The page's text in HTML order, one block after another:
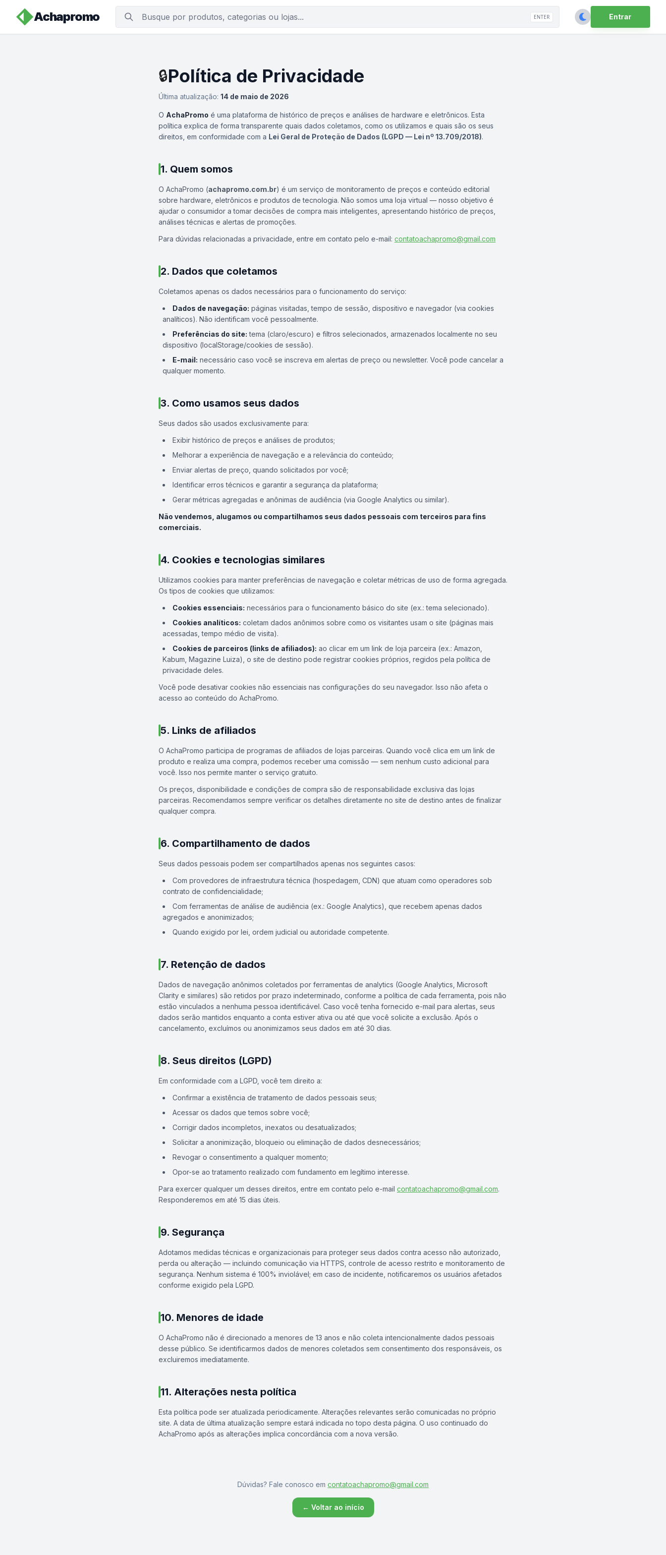
Achapromo ENTER Entrar
🔒Política de Privacidade
Última atualização: 14 de maio de 2026
O AchaPromo é uma plataforma de histórico de preços e análises de hardware e eletrônicos. Esta
política explica de forma transparente quais dados coletamos, como os utilizamos e quais são os seus
direitos, em conformidade com a Lei Geral de Proteção de Dados (LGPD — Lei nº 13.709/2018).
1. Quem somos
O AchaPromo (achapromo.com.br) é um serviço de monitoramento de preços e conteúdo editorial
sobre hardware, eletrônicos e produtos de tecnologia. Não somos uma loja virtual — nosso objetivo é
ajudar o consumidor a tomar decisões de compra mais inteligentes, apresentando histórico de preços,
análises técnicas e alertas de promoções.
Para dúvidas relacionadas a privacidade, entre em contato pelo e-mail: contatoachapromo@gmail.com
2. Dados que coletamos
Coletamos apenas os dados necessários para o funcionamento do serviço:
Dados de navegação: páginas visitadas, tempo de sessão, dispositivo e navegador (via cookies
analíticos). Não identificam você pessoalmente.
Preferências do site: tema (claro/escuro) e filtros selecionados, armazenados localmente no seu
dispositivo (localStorage/cookies de sessão).
E-mail: necessário caso você se inscreva em alertas de preço ou newsletter. Você pode cancelar a
qualquer momento.
3. Como usamos seus dados
Seus dados são usados exclusivamente para:
Exibir histórico de preços e análises de produtos;
Melhorar a experiência de navegação e a relevância do conteúdo;
Enviar alertas de preço, quando solicitados por você;
Identificar erros técnicos e garantir a segurança da plataforma;
Gerar métricas agregadas e anônimas de audiência (via Google Analytics ou similar).
Não vendemos, alugamos ou compartilhamos seus dados pessoais com terceiros para fins
comerciais.
4. Cookies e tecnologias similares
Utilizamos cookies para manter preferências de navegação e coletar métricas de uso de forma agregada.
Os tipos de cookies que utilizamos:
Cookies essenciais: necessários para o funcionamento básico do site (ex.: tema selecionado).
Cookies analíticos: coletam dados anônimos sobre como os visitantes usam o site (páginas mais
acessadas, tempo médio de visita).
Cookies de parceiros (links de afiliados): ao clicar em um link de loja parceira (ex.: Amazon,
Kabum, Magazine Luiza), o site de destino pode registrar cookies próprios, regidos pela política de
privacidade deles.
Você pode desativar cookies não essenciais nas configurações do seu navegador. Isso não afeta o
acesso ao conteúdo do AchaPromo.
5. Links de afiliados
O AchaPromo participa de programas de afiliados de lojas parceiras. Quando você clica em um link de
produto e realiza uma compra, podemos receber uma comissão — sem nenhum custo adicional para
você. Isso nos permite manter o serviço gratuito.
Os preços, disponibilidade e condições de compra são de responsabilidade exclusiva das lojas
parceiras. Recomendamos sempre verificar os detalhes diretamente no site de destino antes de finalizar
qualquer compra.
6. Compartilhamento de dados
Seus dados pessoais podem ser compartilhados apenas nos seguintes casos:
Com provedores de infraestrutura técnica (hospedagem, CDN) que atuam como operadores sob
contrato de confidencialidade;
Com ferramentas de análise de audiência (ex.: Google Analytics), que recebem apenas dados
agregados e anonimizados;
Quando exigido por lei, ordem judicial ou autoridade competente.
7. Retenção de dados
Dados de navegação anônimos coletados por ferramentas de analytics (Google Analytics, Microsoft
Clarity e similares) são retidos por prazo indeterminado, conforme a política de cada ferramenta, pois não
estão vinculados a nenhuma pessoa identificável. Caso você tenha fornecido e-mail para alertas, seus
dados serão mantidos enquanto a conta estiver ativa ou até que você solicite a exclusão. Após o
cancelamento, excluímos ou anonimizamos seus dados em até 30 dias.
8. Seus direitos (LGPD)
Em conformidade com a LGPD, você tem direito a:
Confirmar a existência de tratamento de dados pessoais seus;
Acessar os dados que temos sobre você;
Corrigir dados incompletos, inexatos ou desatualizados;
Solicitar a anonimização, bloqueio ou eliminação de dados desnecessários;
Revogar o consentimento a qualquer momento;
Opor-se ao tratamento realizado com fundamento em legítimo interesse.
Para exercer qualquer um desses direitos, entre em contato pelo e-mail contatoachapromo@gmail.com.
Responderemos em até 15 dias úteis.
9. Segurança
Adotamos medidas técnicas e organizacionais para proteger seus dados contra acesso não autorizado,
perda ou alteração — incluindo comunicação via HTTPS, controle de acesso restrito e monitoramento de
segurança. Nenhum sistema é 100% inviolável; em caso de incidente, notificaremos os usuários afetados
conforme exigido pela LGPD.
10. Menores de idade
O AchaPromo não é direcionado a menores de 13 anos e não coleta intencionalmente dados pessoais
desse público. Se identificarmos dados de menores coletados sem consentimento dos responsáveis, os
excluiremos imediatamente.
11. Alterações nesta política
Esta política pode ser atualizada periodicamente. Alterações relevantes serão comunicadas no próprio
site. A data de última atualização sempre estará indicada no topo desta página. O uso continuado do
AchaPromo após as alterações implica concordância com a nova versão.
Dúvidas? Fale conosco em contatoachapromo@gmail.com
← Voltar ao início